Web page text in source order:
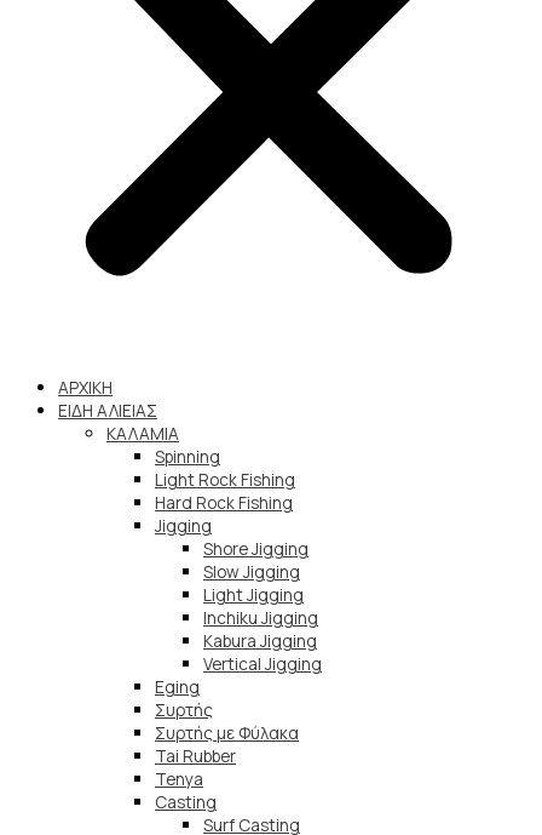
ΑΡΧΙΚΗ
ΕΙΔΗ ΑΛΙΕΙΑΣ
ΚΑΛΑΜΙΑ
Spinning
Light Rock Fishing
Hard Rock Fishing
Jigging
Shore Jigging
Slow Jigging
Light Jigging
Inchiku Jigging
Kabura Jigging
Vertical Jigging
Eging
Συρτής
Συρτής με Φύλακα
Tai Rubber
Tenya
Casting
Surf Casting